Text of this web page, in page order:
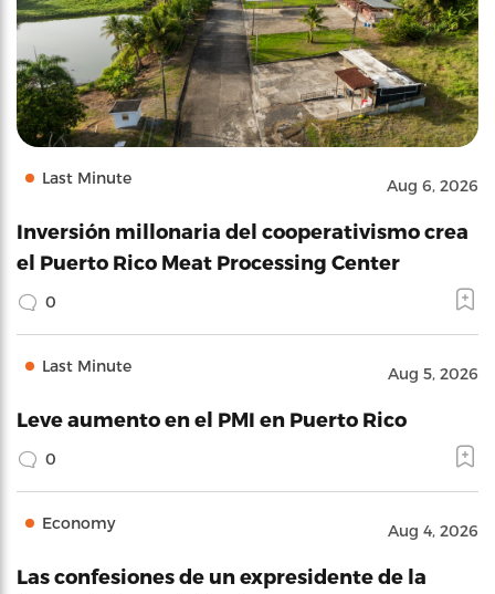
Last Minute Aug 6, 2026
Inversión millonaria del cooperativismo crea
el Puerto Rico Meat Processing Center
0
Last Minute Aug 5, 2026
Leve aumento en el PMI en Puerto Rico
0
Economy Aug 4, 2026
Las confesiones de un expresidente de la